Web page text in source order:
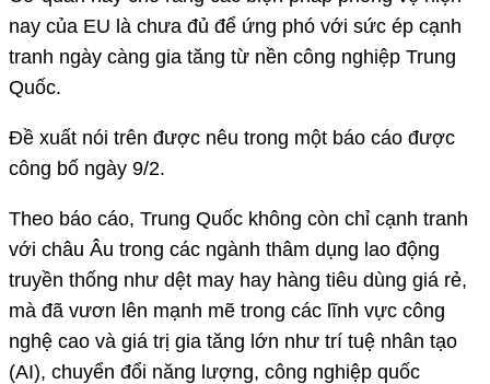
nay của EU là chưa đủ để ứng phó với sức ép cạnh
tranh ngày càng gia tăng từ nền công nghiệp Trung
Quốc.
Đề xuất nói trên được nêu trong một báo cáo được
công bố ngày 9/2.
Theo báo cáo, Trung Quốc không còn chỉ cạnh tranh
với châu Âu trong các ngành thâm dụng lao động
truyền thống như dệt may hay hàng tiêu dùng giá rẻ,
mà đã vươn lên mạnh mẽ trong các lĩnh vực công
nghệ cao và giá trị gia tăng lớn như trí tuệ nhân tạo
(AI), chuyển đổi năng lượng, công nghiệp quốc